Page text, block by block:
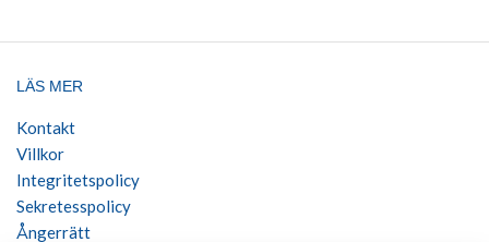
LÄS MER
Kontakt
Villkor
Integritetspolicy
Sekretesspolicy
Ångerrätt